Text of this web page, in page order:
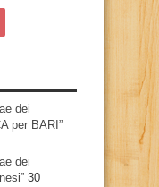
dei
per BARI”
dei
30